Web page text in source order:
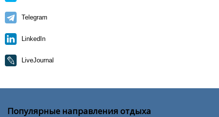
Telegram
LinkedIn
LiveJournal
Популярные направления отдыха